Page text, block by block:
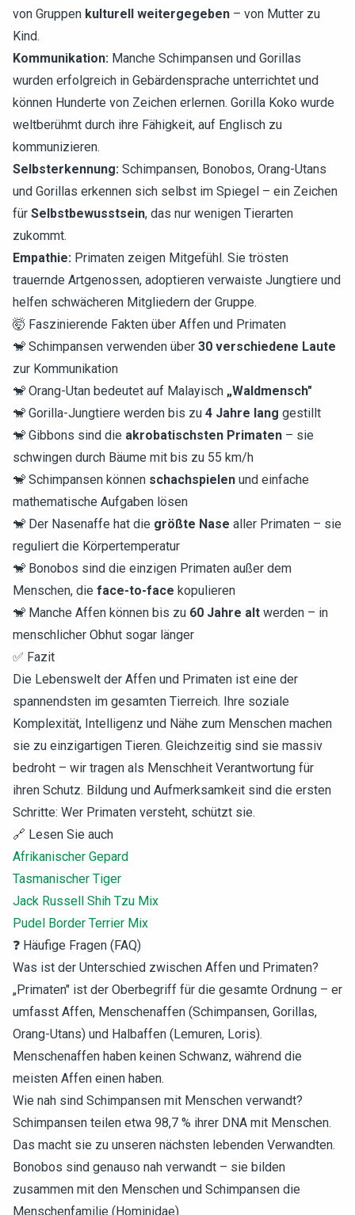
von Gruppen kulturell weitergegeben – von Mutter zu
Kind.
Kommunikation: Manche Schimpansen und Gorillas
wurden erfolgreich in Gebärdensprache unterrichtet und
können Hunderte von Zeichen erlernen. Gorilla Koko wurde
weltberühmt durch ihre Fähigkeit, auf Englisch zu
kommunizieren.
Selbsterkennung: Schimpansen, Bonobos, Orang-Utans
und Gorillas erkennen sich selbst im Spiegel – ein Zeichen
für Selbstbewusstsein, das nur wenigen Tierarten
zukommt.
Empathie: Primaten zeigen Mitgefühl. Sie trösten
trauernde Artgenossen, adoptieren verwaiste Jungtiere und
helfen schwächeren Mitgliedern der Gruppe.
🤯 Faszinierende Fakten über Affen und Primaten
🐒 Schimpansen verwenden über 30 verschiedene Laute
zur Kommunikation
🐒 Orang-Utan bedeutet auf Malayisch „Waldmensch"
🐒 Gorilla-Jungtiere werden bis zu 4 Jahre lang gestillt
🐒 Gibbons sind die akrobatischsten Primaten – sie
schwingen durch Bäume mit bis zu 55 km/h
🐒 Schimpansen können schachspielen und einfache
mathematische Aufgaben lösen
🐒 Der Nasenaffe hat die größte Nase aller Primaten – sie
reguliert die Körpertemperatur
🐒 Bonobos sind die einzigen Primaten außer dem
Menschen, die face-to-face kopulieren
🐒 Manche Affen können bis zu 60 Jahre alt werden – in
menschlicher Obhut sogar länger
✅ Fazit
Die Lebenswelt der Affen und Primaten ist eine der
spannendsten im gesamten Tierreich. Ihre soziale
Komplexität, Intelligenz und Nähe zum Menschen machen
sie zu einzigartigen Tieren. Gleichzeitig sind sie massiv
bedroht – wir tragen als Menschheit Verantwortung für
ihren Schutz. Bildung und Aufmerksamkeit sind die ersten
Schritte: Wer Primaten versteht, schützt sie.
🔗 Lesen Sie auch
Afrikanischer Gepard
Tasmanischer Tiger
Jack Russell Shih Tzu Mix
Pudel Border Terrier Mix
❓ Häufige Fragen (FAQ)
Was ist der Unterschied zwischen Affen und Primaten?
„Primaten" ist der Oberbegriff für die gesamte Ordnung – er
umfasst Affen, Menschenaffen (Schimpansen, Gorillas,
Orang-Utans) und Halbaffen (Lemuren, Loris).
Menschenaffen haben keinen Schwanz, während die
meisten Affen einen haben.
Wie nah sind Schimpansen mit Menschen verwandt?
Schimpansen teilen etwa 98,7 % ihrer DNA mit Menschen.
Das macht sie zu unseren nächsten lebenden Verwandten.
Bonobos sind genauso nah verwandt – sie bilden
zusammen mit den Menschen und Schimpansen die
Menschenfamilie (Hominidae).